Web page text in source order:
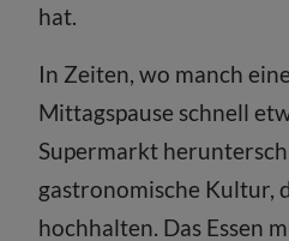
hat.
In Zeiten, wo manch
Mittagspause schnell
Supermarkt
gastronomische Kultur,
hochhalten. Das Essen